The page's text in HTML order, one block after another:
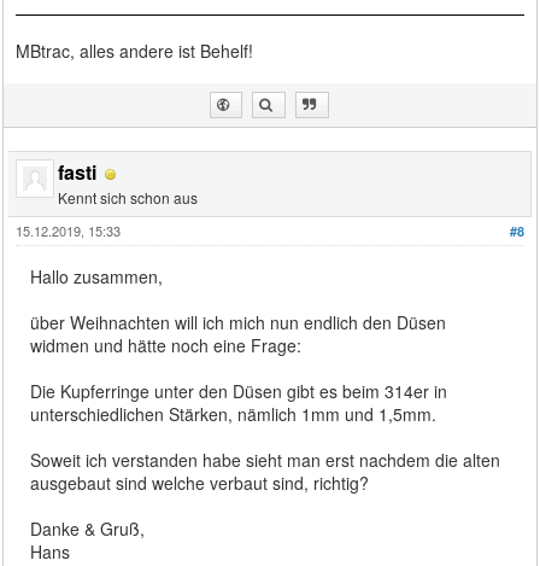
MBtrac, alles andere ist Behelf!
fasti
Kennt sich schon aus
#8
15.12.2019, 15:33
Hallo zusammen,
über Weihnachten will ich mich nun endlich den Düsen
widmen und hätte noch eine Frage:
Die Kupferringe unter den Düsen gibt es beim 314er in
unterschiedlichen Stärken, nämlich 1mm und 1,5mm.
Soweit ich verstanden habe sieht man erst nachdem die alten
ausgebaut sind welche verbaut sind, richtig?
Danke & Gruß,
Hans